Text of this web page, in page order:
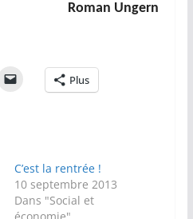
Roman Ungern
Plus
C’est la rentrée !
10 septembre 2013
Dans "Social et